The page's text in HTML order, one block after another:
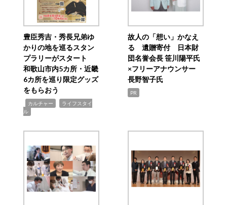
豊臣秀吉・秀長兄弟ゆ
かりの地を巡るスタン
プラリーがスタート
和歌山市内5カ所・近畿
6カ所を巡り限定グッズ
をもらおう
カルチャー
ライフスタイ
ル
故人の「想い」かなえ
る 遺贈寄付 日本財
団名誉会長 笹川陽平氏
×フリーアナウンサー
長野智子氏
PR